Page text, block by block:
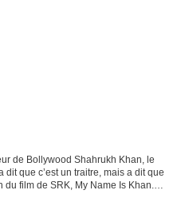
de Bollywood Shahrukh Khan, le
que c’est un traitre, mais a dit que
film de SRK, My Name Is Khan.